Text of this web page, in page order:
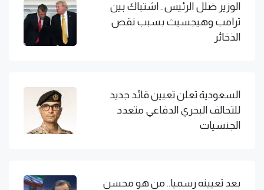
الوزير ضلل الرئيس.. اشتباك بين
ترامب وهيجسيث بسبب نقص
الذخائر
السعودية تعلن تعيين قائد جديد
للتحالف البحري الدفاعي متعدد
الجنسيات
بعد تعيينه رسميا.. من هو محسن